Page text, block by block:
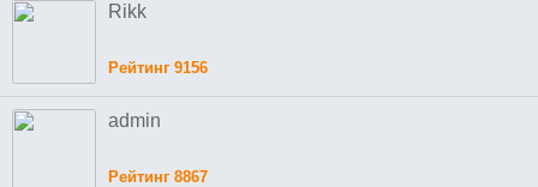
Rikk
Рейтинг 9156
admin
Рейтинг 8867